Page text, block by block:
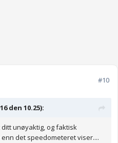
#10
den 10.25):
unøyaktig, og faktisk
det speedometeret viser....